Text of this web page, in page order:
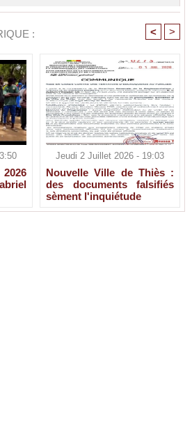
: < >
Jeudi 2 Juillet 2026 - 19:03
Nouvelle Ville de Thiès :
des documents falsifiés
sèment l'inquiétude